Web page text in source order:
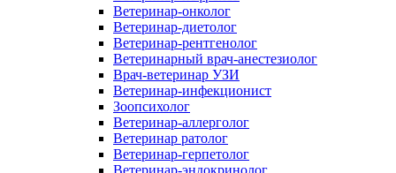
Ветеринар-онколог
Ветеринар-диетолог
Ветеринар-рентгенолог
Ветеринарный врач-анестезиолог
Врач-ветеринар УЗИ
Ветеринар-инфекционист
Зоопсихолог
Ветеринар-аллерголог
Ветеринар ратолог
Ветеринар-герпетолог
Ветеринар-эндокринолог